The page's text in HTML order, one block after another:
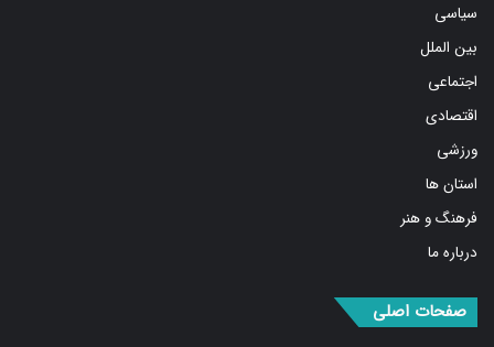
بین الملل
اجتماعی
اقتصادی
ورزشی
استان ها
فرهنگ و هنر
درباره ما
مهمترین اخبار